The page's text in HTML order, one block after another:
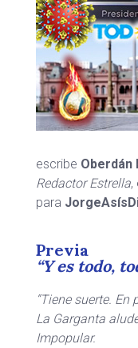
escribe Oberdán
Redactor Estrella,
para
Previa
“Y es todo,
“Tiene suerte.
La Garganta
Impopular.